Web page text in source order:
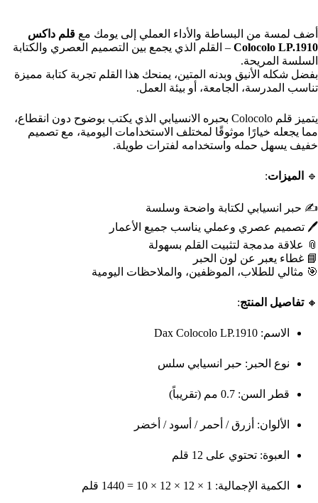
أضف لمسة من البساطة والأداء العملي إلى يومك مع قلم داكس
Colocolo LP.1910 – القلم الذي يجمع بين التصميم العصري والكتابة
السلسة المريحة.
بفضل شكله الأنيق وبدنه المتين، يمنحك هذا القلم تجربة كتابة مميزة
تناسب المدرسة، الجامعة، أو بيئة العمل.
يتميز قلم Colocolo بحبره الانسيابي الذي يكتب بوضوح دون انقطاع،
مما يجعله خيارًا موثوقًا لمختلف الاستخدامات اليومية، مع تصميم
خفيف يسهل حمله واستخدامه لفترات طويلة.
🔹 الميزات:
✍️ حبر انسيابي لكتابة واضحة وسلسة
🖊️ تصميم عصري وعملي يناسب جميع الأعمار
📎 علاقة مدمجة لتثبيت القلم بسهولة
📘 غطاء يعبر عن لون الحبر
🎯 مثالي للطلاب، الموظفين، والملاحظات اليومية
🔸تفاصيل المنتج:
الاسم: Dax Colocolo LP.1910
نوع الحبر: حبر انسيابي سلس
قطر السن: 0.7 مم (تقريباً)
الألوان: أزرق / أحمر / أسود / أخضر
العبوة: تحتوي على 12 قلم
الكمية الإجمالية: 1 × 12 × 12 × 10 = 1440 قلم